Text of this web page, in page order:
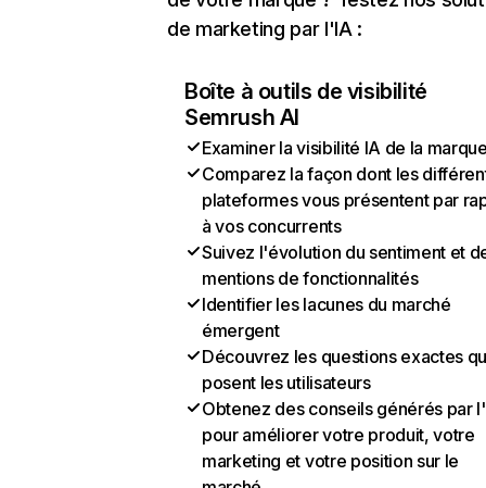
de marketing par l'IA :
Boîte à outils de visibilité
Semrush AI
Examiner la visibilité IA de la
Comparez la façon dont les
plateformes vous présentent par
à vos concurrents
Suivez l'évolution du sentiment et
mentions de fonctionnalités
Identifier les lacunes du marché
émergent
Découvrez les questions exactes
posent les utilisateurs
Obtenez des conseils générés par
pour améliorer votre produit, votre
marketing et votre position sur le